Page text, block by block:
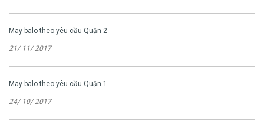
May balo theo yêu cầu Quận 2
21/ 11/ 2017
May balo theo yêu cầu Quận 1
24/ 10/ 2017